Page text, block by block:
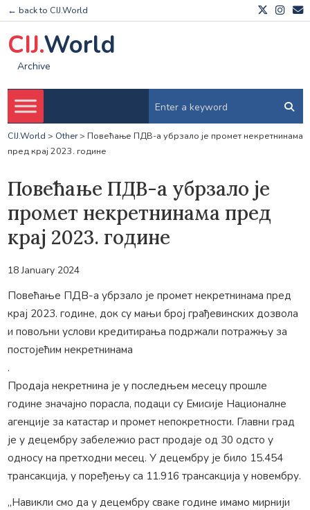
← back to CIJ.World
CIJ.World
Archive
CIJ.World > Other> Повећање ПДВ-а убрзало је промет некретнинама
пред крај 2023. године
Повећање ПДВ-а убрзало је
промет некретнинама пред
крај 2023. године
18 January 2024
Повећање ПДВ-а убрзало је промет некретнинама пред
крај 2023. године, док су мањи број грађевинских дозвола
и повољни услови кредитирања подржали потражњу за
постојећим некретнинама
.
Продаја некретнина је у последњем месецу прошле
године значајно порасла, подаци су Емисије Националне
агенције за катастар и промет непокретности. Главни град
је у децембру забележио раст продаје од 30 одсто у
односу на претходни месец. У децембру је било 15.454
трансакција, у поређењу са 11.916 трансакција у новембру.
,,Навикли смо да у децембру сваке године имамо мирнији